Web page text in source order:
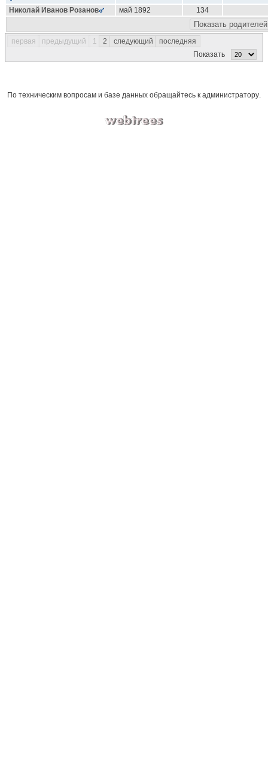
Показать родителей
Николай Иванов Розанов май 1892 134
первая предыдущий 1 2 следующий
последняя
Показать
По техническим вопросам и базе данных обращайтесь к администратору.